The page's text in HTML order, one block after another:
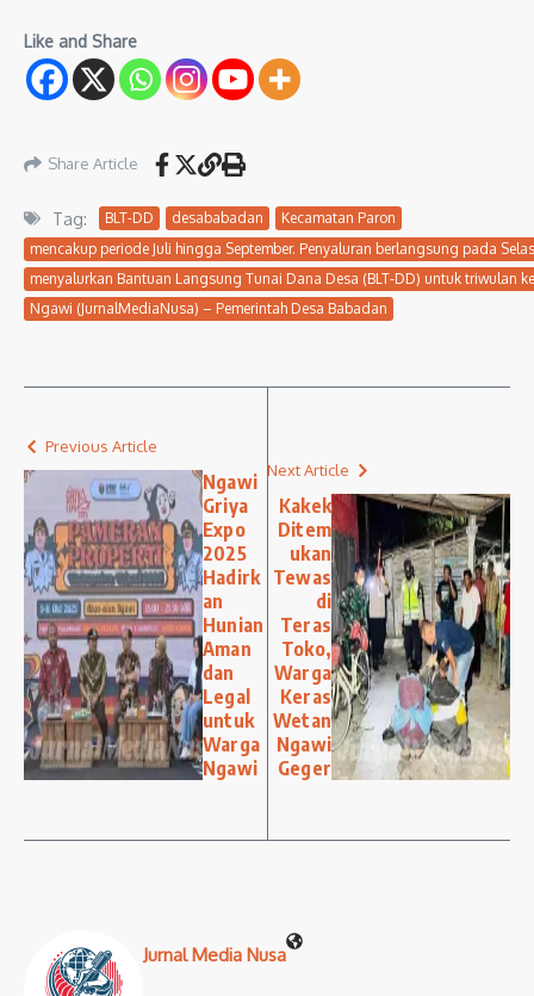
Like and Share
Share Article
Tag: BLT-DD desababadan
Kecamatan Paron
mencakup periode Juli hingga September. Penyaluran berlangsung pada
menyalurkan Bantuan Langsung Tunai Dana Desa (BLT-DD) untuk triwulan
Ngawi (JurnalMediaNusa) – Pemerintah Desa Babadan
Previous Article
Ngawi
Griya
Expo
2025
Hadirk
an
Hunian
Aman
dan
Legal
untuk
Warga
Ngawi
Next Article
Kakek
Ditem
ukan
Tewas
di
Teras
Toko,
Warga
Keras
Wetan
Ngawi
Geger
Jurnal Media Nusa